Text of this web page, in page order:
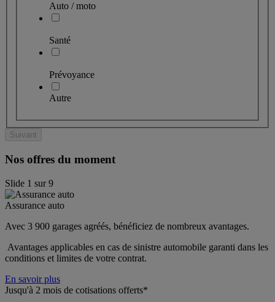
Auto / moto
Santé
Prévoyance
Autre
Suivant
Nos offres du moment
Slide 1 sur9
Assurance auto
Avec 3 900 garages agréés, bénéficiez de nombreux avantages.
Avantages applicables en cas de sinistre automobile garanti dans les
conditions et limites de votre contrat.
En savoir plus
Jusqu'à 2 mois de cotisations offerts*